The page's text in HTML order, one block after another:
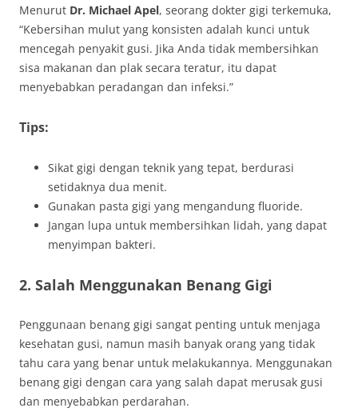
Menurut Dr. Michael Apel, seorang dokter gigi terkemuka,
“Kebersihan mulut yang konsisten adalah kunci untuk
mencegah penyakit gusi. Jika Anda tidak membersihkan
sisa makanan dan plak secara teratur, itu dapat
menyebabkan peradangan dan infeksi.”
Tips:
Sikat gigi dengan teknik yang tepat, berdurasi
setidaknya dua menit.
Gunakan pasta gigi yang mengandung fluoride.
Jangan lupa untuk membersihkan lidah, yang dapat
menyimpan bakteri.
2. Salah Menggunakan Benang Gigi
Penggunaan benang gigi sangat penting untuk menjaga
kesehatan gusi, namun masih banyak orang yang tidak
tahu cara yang benar untuk melakukannya. Menggunakan
benang gigi dengan cara yang salah dapat merusak gusi
dan menyebabkan perdarahan.